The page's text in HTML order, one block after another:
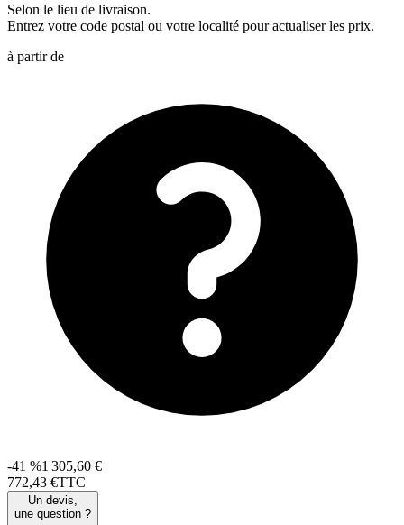
Selon le lieu de livraison.
Entrez votre code postal ou votre localité pour actualiser les prix.
à partir de
-41 %1 305,60 €
772,43 €TTC
Un devis,
une question ?